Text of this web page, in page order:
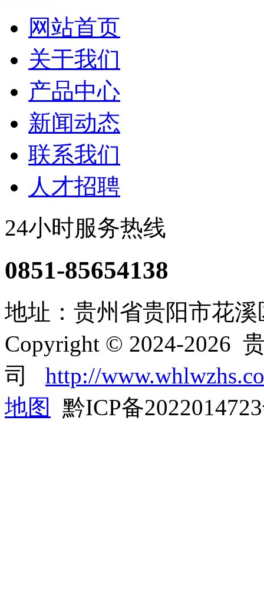
网站首页
关于我们
产品中心
新闻动态
联系我们
人才招聘
24小时服务热线
0851-85654138
地址：贵州省贵阳市花
Copyright © 2024-2026
司 http://
地图
黔ICP备